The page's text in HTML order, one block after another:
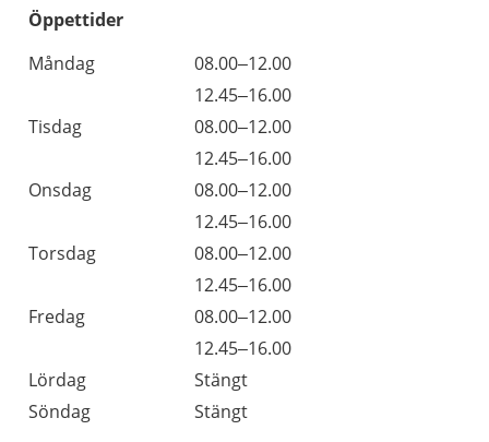
Öppettider
Dag
Öppettider
Kommentarer
Måndag
08.00–12.00
12.45–16.00
Tisdag
08.00–12.00
12.45–16.00
Onsdag
08.00–12.00
12.45–16.00
Torsdag
08.00–12.00
12.45–16.00
Fredag
08.00–12.00
12.45–16.00
Lördag
Stängt
Söndag
Stängt